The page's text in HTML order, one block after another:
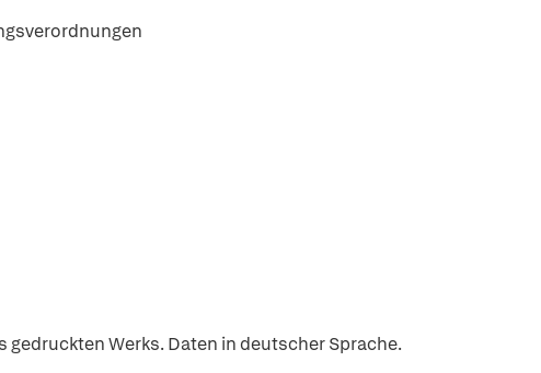
gedruckten Werks. Daten in deutscher Sprache.